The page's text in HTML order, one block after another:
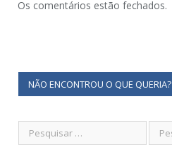
Os comentários estão fechados.
NÃO ENCONTROU O QUE QUERIA?